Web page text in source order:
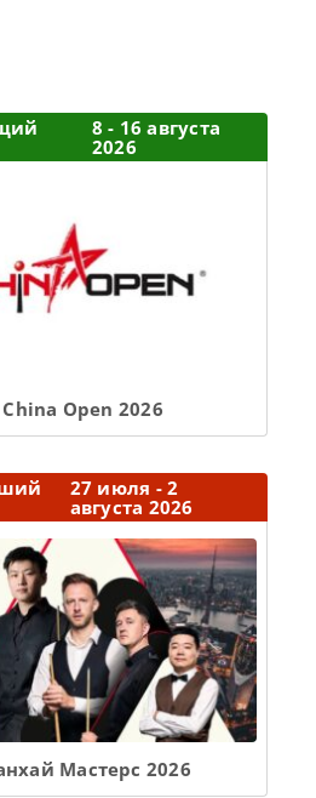
8 - 16 августа
2026
Сhina Open 2026
27 июля - 2
августа 2026
Мастерс 2026